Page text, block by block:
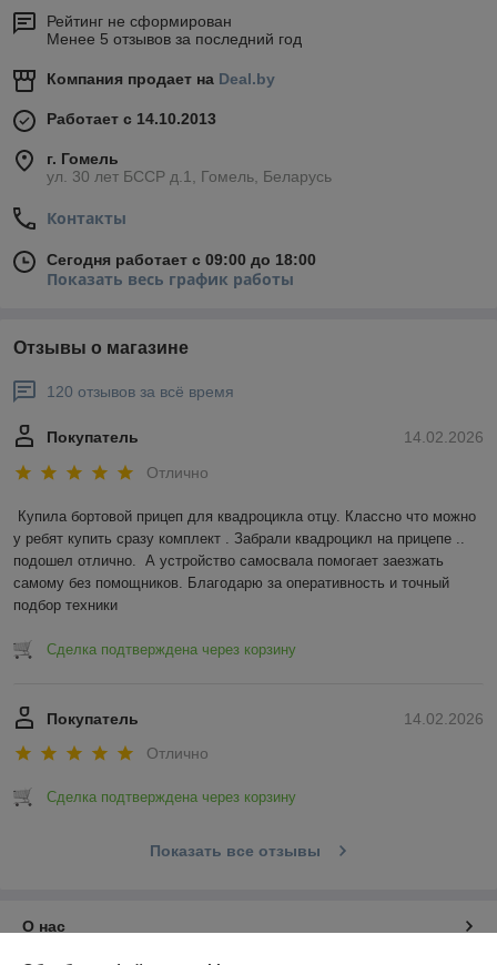
Рейтинг не сформирован
Менее 5 отзывов за последний год
Компания продает на Deal.by
Работает с 14.10.2013
г. Гомель
ул. 30 лет БССР д.1, Гомель, Беларусь
Контакты
Сегодня работает с 09:00 до 18:00
Показать весь график работы
Отзывы о магазине
120 отзывов за всё время
14.02.2026
Покупатель
Отлично
Купила бортовой прицеп для квадроцикла отцу. Классно что можно
у ребят купить сразу комплект . Забрали квадроцикл на прицепе ..
подошел отлично.  А устройство самосвала помогает заезжать
самому без помощников. Благодарю за оперативность и точный
подбор техники
Сделка подтверждена через корзину
14.02.2026
Покупатель
Отлично
Сделка подтверждена через корзину
Показать все отзывы
О нас